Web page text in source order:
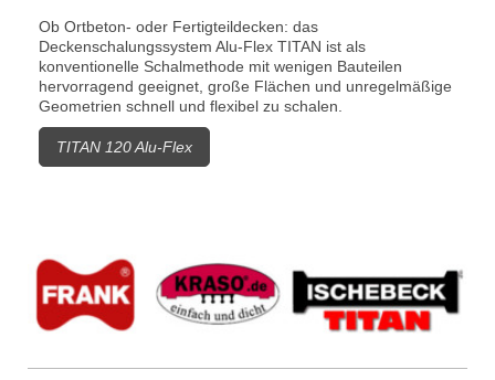
Ob Ortbeton- oder Fertigteildecken: das
Deckenschalungssystem Alu-Flex TITAN ist als
konventionelle Schalmethode mit wenigen Bauteilen
hervorragend geeignet, große Flächen und unregelmäßige
Geometrien schnell und flexibel zu schalen.
TITAN 120 Alu-Flex